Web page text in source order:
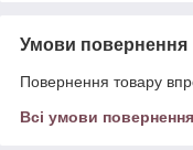
Умови повернення
Повернення товару
Всі умови повернення